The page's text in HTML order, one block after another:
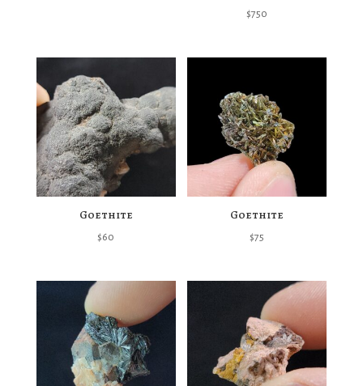
$750
Goethite
$60
Goethite
$75